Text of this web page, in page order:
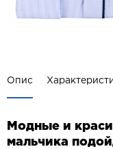
Опис
Модные и
мальчика